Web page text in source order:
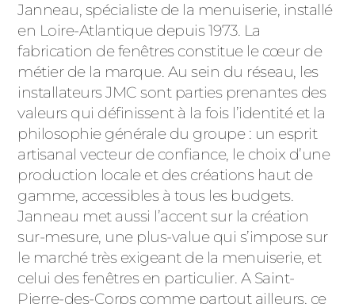
Janneau, spécialiste de la menuiserie, installé
en Loire-Atlantique depuis 1973. La
fabrication de fenêtres constitue le cœur de
métier de la marque. Au sein du réseau, les
installateurs JMC sont parties prenantes des
valeurs qui définissent à la fois l’identité et la
philosophie générale du groupe : un esprit
artisanal vecteur de confiance, le choix d’une
production locale et des créations haut de
gamme, accessibles à tous les budgets.
Janneau met aussi l’accent sur la création
sur-mesure, une plus-value qui s’impose sur
le marché très exigeant de la menuiserie, et
celui des fenêtres en particulier. A Saint-
Pierre-des-Corps comme partout ailleurs, ce
ACIER